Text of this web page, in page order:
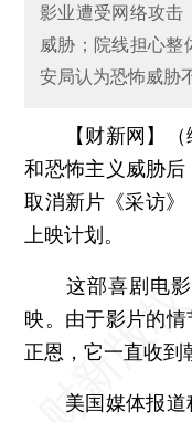
影业遭受网络攻击
威胁；院线担心整
安局认为恐怖威胁
【财新网】
和恐怖主义威胁后
取消新片《采访
上映计划。
这部喜剧电影
映。由于影片的
正恩，它一直收到
美国媒体报道